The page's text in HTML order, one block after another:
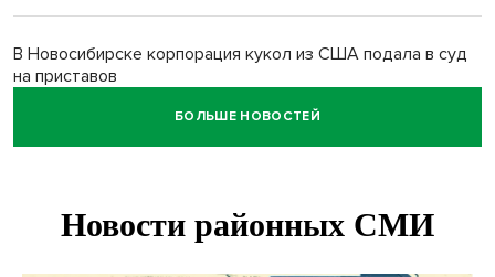
В Новосибирске корпорация кукол из США подала в суд
на приставов
В Новосибирске минздрав объявил бесплатную
В Новосибирске врачи прооперировали 25 тысяч
БОЛЬШЕ НОВОСТЕЙ